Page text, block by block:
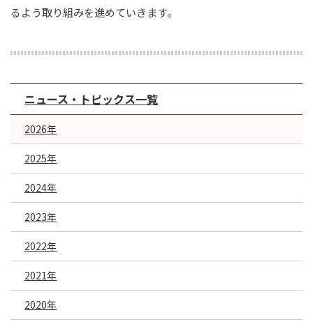
るよう取り組みを進めていきます。
ニュース・トピックス一覧
2026年
2025年
2024年
2023年
2022年
2021年
2020年